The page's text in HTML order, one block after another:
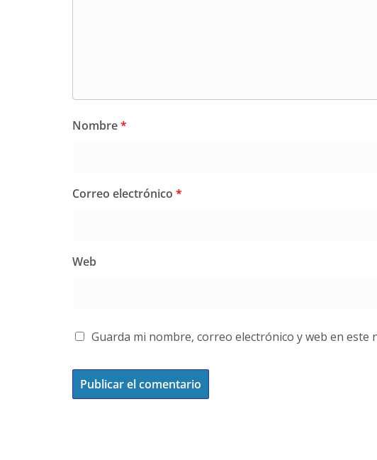
Nombre*
Correo electrónico *
Web
Guarda mi nombre, correo electrónico y web en este